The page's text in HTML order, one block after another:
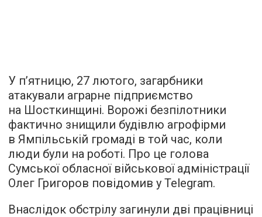
У п’ятницю, 27 лютого, загарбники
атакували аграрне підприємство
на Шосткинщині. Ворожі безпілотники
фактично знищили будівлю агрофірми
в Ямпільській громаді в той час, коли
люди були на роботі. Про це голова
Сумської обласної військової адміністрації
Олег Григоров повідомив у Telegram.
Внаслідок обстрілу загинули дві працівниці